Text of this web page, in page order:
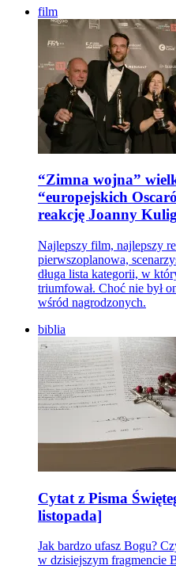
film
“Zimna wojna”
“europejskich
reakcję Joanny
Najlepszy film, najlepszy
pierwszoplanowa,
długa lista kategorii, w
triumfował. Choć nie był
wśród nagrodzonych.
biblia
Cytat z Pisma
listopada]
Jak bardzo ufasz Bogu?
w dzisiejszym fragmencie